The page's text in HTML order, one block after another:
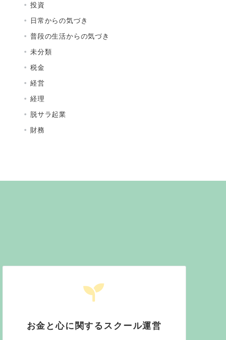
投資
日常からの気づき
普段の生活からの気づき
未分類
税金
経営
経理
脱サラ起業
財務
お金と心に関するスクール運営